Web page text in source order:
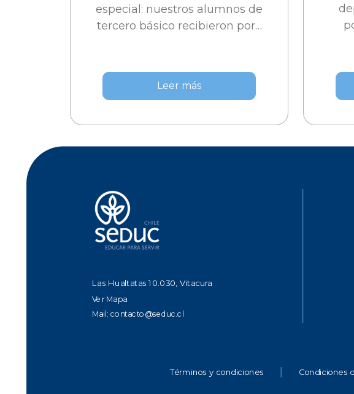
especial: nuestros alumnos de
tercero básico recibieron por…
Leer más
Las Hualtatas 10.030, Vitacura
Ver Mapa
Mail: contacto@seduc.cl
Términos y condiciones Condiciones